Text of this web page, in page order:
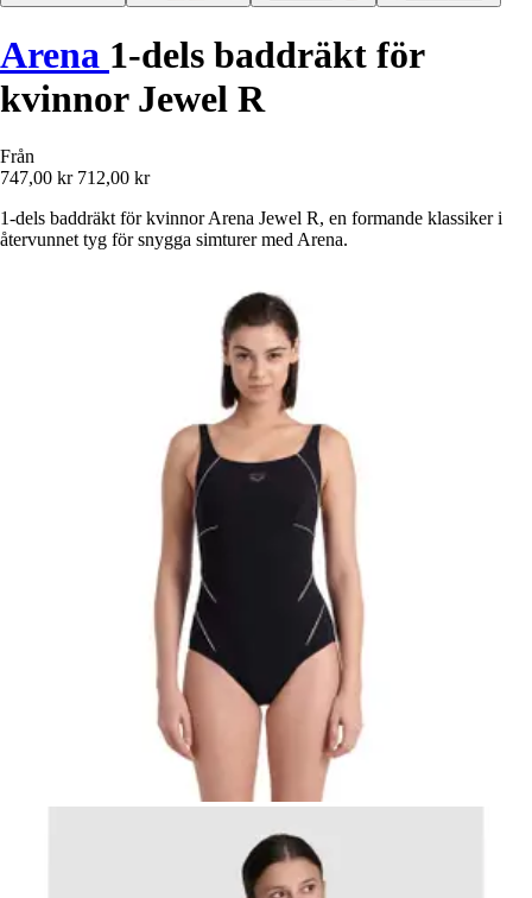
Arena 1-dels baddräkt för
kvinnor Jewel R
Från
747,00 kr 712,00 kr
1-dels baddräkt för kvinnor Arena Jewel R, en formande klassiker i
återvunnet tyg för snygga simturer med Arena.